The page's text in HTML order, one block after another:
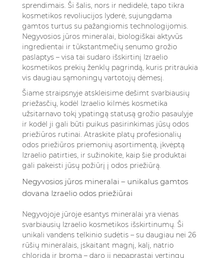
5.6. 6. Senovės tradicijomis paremtos ir
modernaus mokslo patvirtintos formulės
6. Apibendrinimas
7. Dažniausiai užduodami klausimai
7.1. Kuo Izraelio kosmetika skiriasi nuo kitų
odos priežiūros prekių ženklų?
7.2. Ar Izraelio odos priežiūros produktai
tinka jautriai ar alergiškai odai?
7.3. Ar Izraelio kosmetika yra veganiška ir be
gyvūninių bandymų?
7.4. Kur galiu įsigyti originalią Izraelio
kosmetiką internetu?
7.5. Kokias odos problemas galima spręsti su
Izraelyje pagamintais produktais?
sprendimais. Ši šalis, nors ir nedidelė, tapo tikra
kosmetikos revoliucijos lyderė, sujungdama
gamtos turtus su pažangiomis technologijomis.
Negyvosios jūros mineralai, biologiškai aktyvūs
ingredientai ir tūkstantmečių senumo grožio
paslaptys – visa tai sudaro išskirtinį Izraelio
kosmetikos prekių ženklų pagrindą, kuris pritraukia
vis daugiau sąmoningų vartotojų dėmesį.
Šiame straipsnyje atskleisime dešimt svarbiausių
priežasčių, kodėl Izraelio kilmės kosmetika
užsitarnavo tokį ypatingą statusą grožio pasaulyje
ir kodėl ji gali būti puikus pasirinkimas jūsų odos
priežiūros rutinai. Atraskite platų profesionalių
odos priežiūros priemonių asortimentą, įkvėptą
Izraelio patirties, ir sužinokite, kaip šie produktai
gali pakeisti jūsų požiūrį į odos priežiūrą.
Negyvosios jūros mineralai – unikalus gamtos
dovana Izraelio odos priežiūrai
Negyvojoje jūroje esantys mineralai yra vienas
svarbiausių Izraelio kosmetikos išskirtinumų. Ši
unikali vandens telkinio sudėtis – su daugiau nei 26
rūšių mineralais, įskaitant magnį, kalį, natrio
chloridą ir bromą – daro jį nepaprastai vertingu